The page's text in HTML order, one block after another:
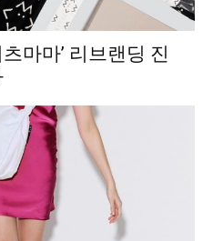
마마’ 리브랜딩 진